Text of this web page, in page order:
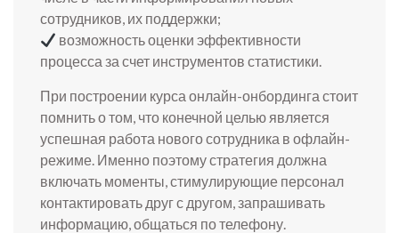
сотрудников, их поддержки;
возможность оценки эффективности
процесса за счет инструментов статистики.
При построении курса онлайн-онбординга стоит
помнить о том, что конечной целью является
успешная работа нового сотрудника в офлайн-
режиме. Именно поэтому стратегия должна
включать моменты, стимулирующие персонал
контактировать друг с другом, запрашивать
информацию, общаться по телефону.